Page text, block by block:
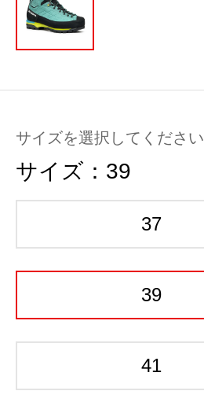
サイズを選択してください
サイズ： 39
37
39
41